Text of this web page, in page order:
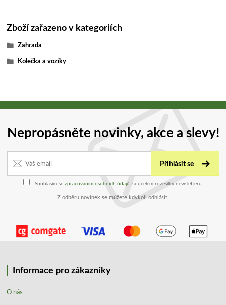
Zboží zařazeno v kategoriích
Zahrada
Kolečka a vozíky
Nepropásněte novinky, akce a slevy!
Přihlásit se
Souhlasím se zpracováním osobních údajů za účelem rozesílky newsletteru.
Z odběru novinek se můžete kdykoli odhlásit.
Informace pro zákazníky
O nás